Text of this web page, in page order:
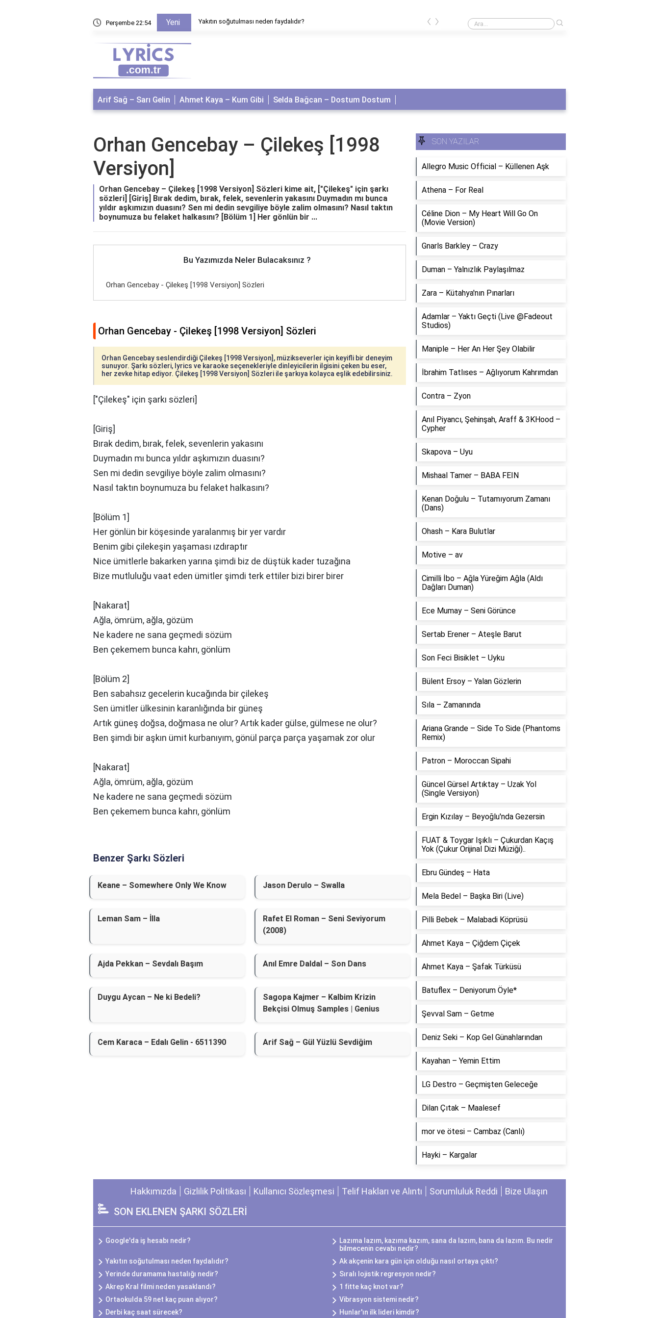
Perşembe 22:54 Yeni Yakıtın soğutulması neden faydalıdır? Yakıtın soğutulması neden faydalıdır?
‹ ›
Arif Sağ – Sarı Gelin Ahmet Kaya – Kum Gibi Selda Bağcan – Dostum Dostum
Orhan Gencebay – Çilekeş [1998
Versiyon]
Orhan Gencebay – Çilekeş [1998 Versiyon] Sözleri kime ait, ["Çilekeş" için şarkı
sözleri] [Giriş] Bırak dedim, bırak, felek, sevenlerin yakasını Duymadın mı bunca
yıldır aşkımızın duasını? Sen mi dedin sevgiliye böyle zalim olmasını? Nasıl taktın
boynumuza bu felaket halkasını? [Bölüm 1] Her gönlün bir ...
Bu Yazımızda Neler Bulacaksınız ?
Orhan Gencebay - Çilekeş [1998 Versiyon] Sözleri
Orhan Gencebay - Çilekeş [1998 Versiyon] Sözleri
Orhan Gencebay seslendirdiği Çilekeş [1998 Versiyon], müzikseverler için keyifli bir deneyim
sunuyor. Şarkı sözleri, lyrics ve karaoke seçenekleriyle dinleyicilerin ilgisini çeken bu eser,
her zevke hitap ediyor. Çilekeş [1998 Versiyon] Sözleri ile şarkıya kolayca eşlik edebilirsiniz.
["Çilekeş" için şarkı sözleri]
[Giriş]
Bırak dedim, bırak, felek, sevenlerin yakasını
Duymadın mı bunca yıldır aşkımızın duasını?
Sen mi dedin sevgiliye böyle zalim olmasını?
Nasıl taktın boynumuza bu felaket halkasını?
[Bölüm 1]
Her gönlün bir köşesinde yaralanmış bir yer vardır
Benim gibi çilekeşin yaşaması ızdıraptır
Nice ümitlerle bakarken yarına şimdi biz de düştük kader tuzağına
Bize mutluluğu vaat eden ümitler şimdi terk ettiler bizi birer birer
[Nakarat]
Ağla, ömrüm, ağla, gözüm
Ne kadere ne sana geçmedi sözüm
Ben çеkemem bunca kahrı, gönlüm
[Bölüm 2]
Ben sabahsız gеcelerin kucağında bir çilekeş
Sen ümitler ülkesinin karanlığında bir güneş
Artık güneş doğsa, doğmasa ne olur? Artık kader gülse, gülmese ne olur?
Ben şimdi bir aşkın ümit kurbanıyım, gönül parça parça yaşamak zor olur
[Nakarat]
Ağla, ömrüm, ağla, gözüm
Ne kadere ne sana geçmedi sözüm
Ben çekemem bunca kahrı, gönlüm
Benzer Şarkı Sözleri
Keane – Somewhere Only We Know Jason Derulo – Swalla
Leman Sam – İlla
Rafet El Roman – Seni Seviyorum
(2008)
Ajda Pekkan – Sevdalı Başım Anıl Emre Daldal – Son Dans
Duygu Aycan – Ne ki Bedeli?
Sagopa Kajmer – Kalbim Krizin
Bekçisi Olmuş Samples | Genius
Cem Karaca – Edalı Gelin - 6511390 Arif Sağ – Gül Yüzlü Sevdiğim
SON YAZILAR
Allegro Music Official – Küllenen Aşk
Athena – For Real
Céline Dion – My Heart Will Go On
(Movie Version)
Gnarls Barkley – Crazy
Duman – Yalnızlık Paylaşılmaz
Zara – Kütahya'nın Pınarları
Adamlar – Yaktı Geçti (Live @Fadeout
Studios)
Maniple – Her An Her Şey Olabilir
İbrahim Tatlıses – Ağlıyorum Kahrımdan
Contra – Zyon
Anıl Piyancı, Şehinşah, Araff & 3KHood –
Cypher
Skapova – Uyu
Mishaal Tamer – BABA FEIN
Kenan Doğulu – Tutamıyorum Zamanı
(Dans)
Ohash – Kara Bulutlar
Motive – av
Cimilli İbo – Ağla Yüreğim Ağla (Aldı
Dağları Duman)
Ece Mumay – Seni Görünce
Sertab Erener – Ateşle Barut
Son Feci Bisiklet – Uyku
Bülent Ersoy – Yalan Gözlerin
Sıla – Zamanında
Ariana Grande – Side To Side (Phantoms
Remix)
Patron – Moroccan Sipahi
Güncel Gürsel Artıktay – Uzak Yol
(Single Versiyon)
Ergin Kızılay – Beyoğlu'nda Gezersin
FUAT & Toygar Işıklı – Çukurdan Kaçış
Yok (Çukur Orijinal Dizi Müziği)..
Ebru Gündeş – Hata
Mela Bedel – Başka Biri (Live)
Pilli Bebek – Malabadi Köprüsü
Ahmet Kaya – Çiğdem Çiçek
Ahmet Kaya – Şafak Türküsü
Batuflex – Deniyorum Öyle*
Şevval Sam – Getme
Deniz Seki – Kop Gel Günahlarından
Kayahan – Yemin Ettim
LG Destro – Geçmişten Geleceğe
Dilan Çıtak – Maalesef
​mor ve ötesi – Cambaz (Canlı)
Hayki – Kargalar
Hakkımızda Gizlilik Politikası Kullanıcı Sözleşmesi Telif Hakları ve Alıntı Sorumluluk Reddi Bize Ulaşın
SON EKLENEN ŞARKI SÖZLERİ
Google'da iş hesabı nedir?
Lazıma lazım, kazıma kazım, sana da lazım, bana da lazım. Bu nedir
bilmecenin cevabı nedir?
Yakıtın soğutulması neden faydalıdır?
Ak akçenin kara gün için olduğu nasıl ortaya çıktı?
Yerinde duramama hastalığı nedir?
Sıralı lojistik regresyon nedir?
Akrep Kral filmi neden yasaklandı?
1 fitte kaç knot var?
Ortaokulda 59 net kaç puan alıyor?
Vibrasyon sistemi nedir?
Derbi kaç saat sürecek?
Hunlar'ın ilk lideri kimdir?